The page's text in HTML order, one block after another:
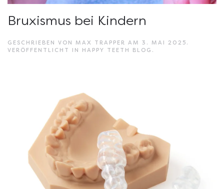
Bruxismus bei Kindern
GESCHRIEBEN VON MAX TRAPPER AM 3. MAI 2025 .
VERÖFFENTLICHT IN
HAPPY TEETH BLOG .